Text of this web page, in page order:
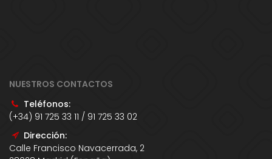
NUESTROS CONTACTOS
Teléfonos:
(+34) 91 725 33 11 / 91 725 33 02
Dirección:
Calle Francisco Navacerrada, 2